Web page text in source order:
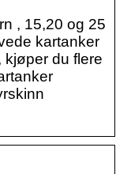
, 15,20 og 25
kartanker
kjøper du flere